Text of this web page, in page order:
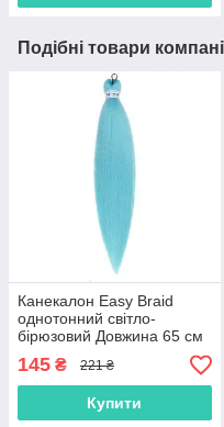
Подібні товари
Канекалон Easy Braid
однотонний світло-
бірюзовий Довжина 65 см
Вага 90 грам
Низькотемпературний
100-150°С MINT EZ
145 ₴ 221 ₴
Купити